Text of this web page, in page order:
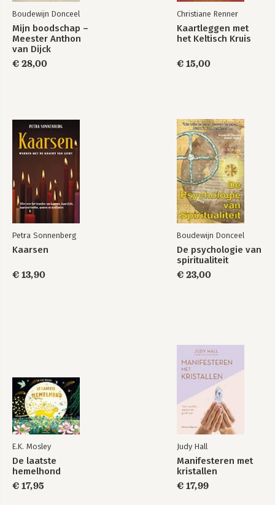
Boudewijn Donceel
Mijn boodschap –
Meester Anthon
van Dijck
€ 28,00
Christiane Renner
Kaartleggen met
het Keltisch Kruis
€ 15,00
Petra Sonnenberg
Kaarsen
€ 13,90
Boudewijn Donceel
De psychologie van
spiritualiteit
€ 23,00
E.K. Mosley
De laatste
hemelhond
€ 17,95
Judy Hall
Manifesteren met
kristallen
€ 17,99